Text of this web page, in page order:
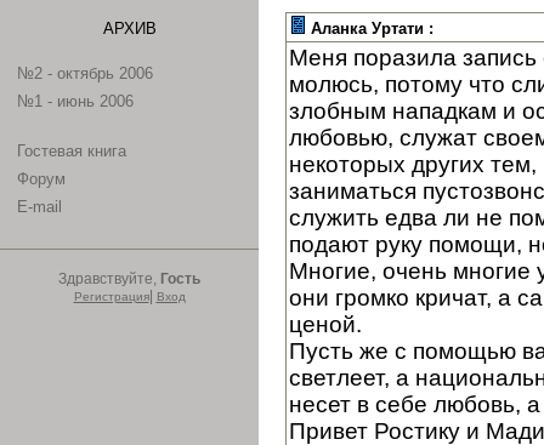
АРХИВ
№2 - октябрь 2006
№1 - июнь 2006
Гостевая книга
Форум
E-mail
Здравствуйте, Гость
Регистрация| Вход
Аланка Уртати :
Меня поразила
молюсь, потому что
злобным нападкам и
любовью, служат
некоторых других
заниматься
служить едва ли не
подают руку помощи,
Многие, очень многие
они громко кричат, а
ценой.
Пусть же с помощью
светлеет, а
несет в себе любовь,
Привет Ростику и